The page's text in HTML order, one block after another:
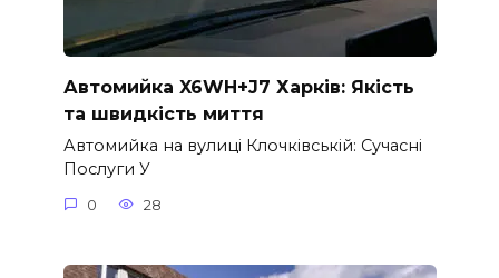
Автомийка X6WH+J7 Харків: Якість
та швидкість миття
Автомийка на вулиці Клочківській: Сучасні
Послуги У
0 28